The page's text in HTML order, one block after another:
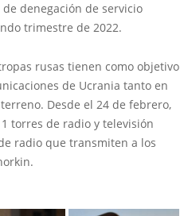
denegación de servicio
trimestre de 2022.
rusas tienen como objetivo
de Ucrania tanto en
Desde el 24 de febrero,
torres de radio y televisión
radio que transmiten a los